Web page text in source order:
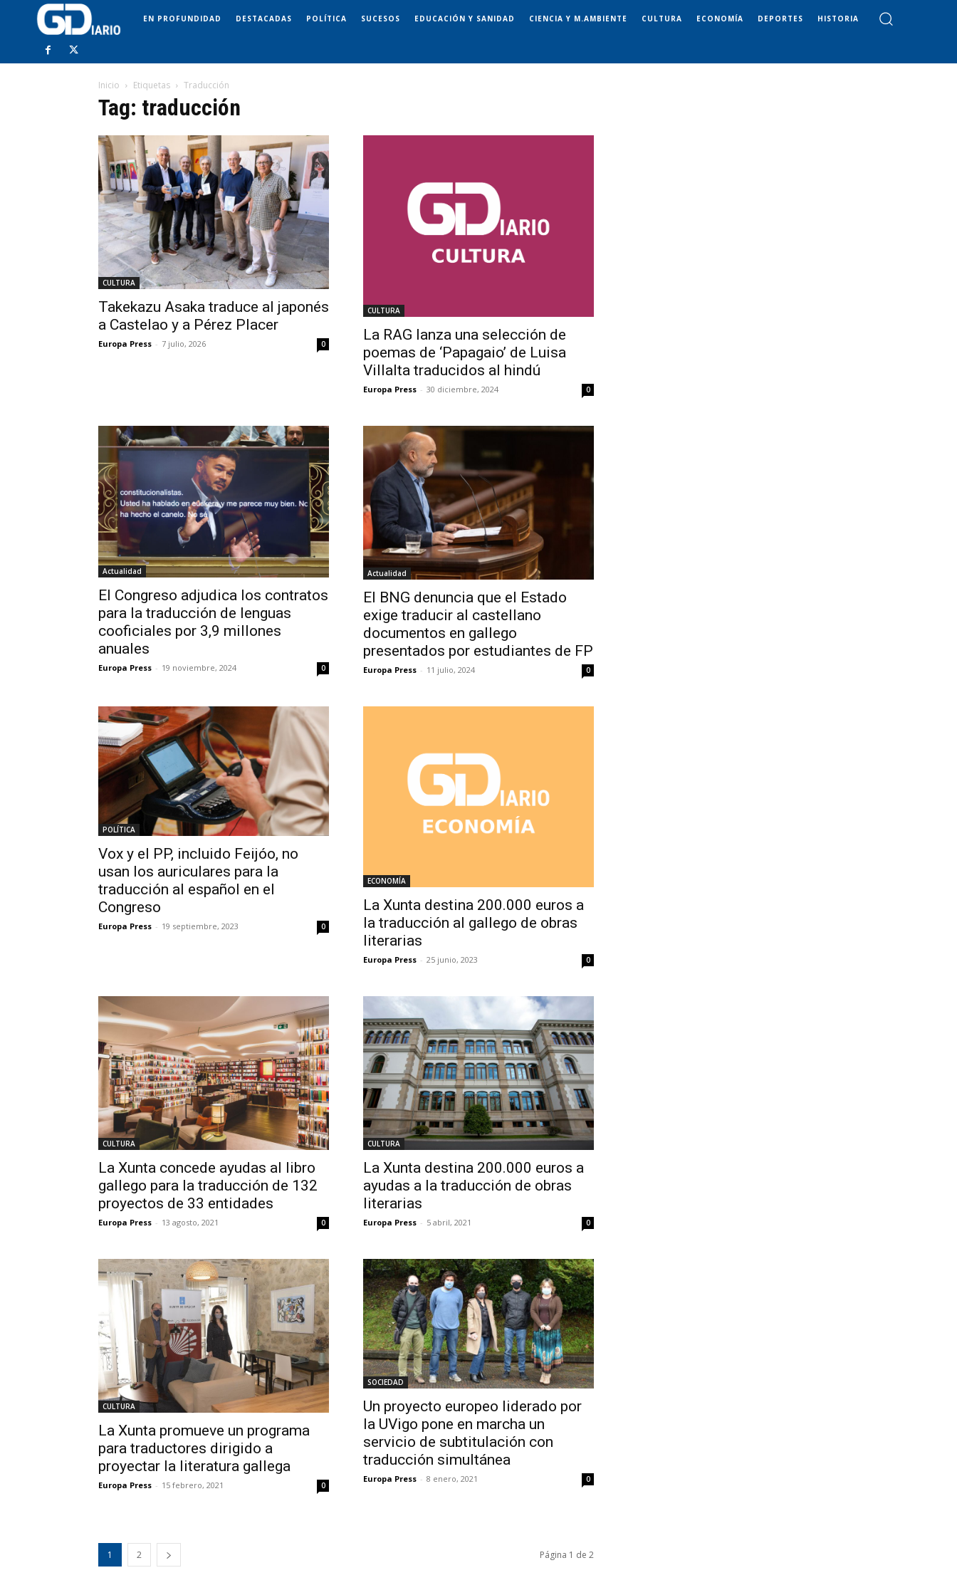
EN PROFUNDIDAD DESTACADAS POLÍTICA SUCESOS EDUCACIÓN Y SANIDAD CIENCIA Y M.AMBIENTE CULTURA ECONOMÍA DEPORTES HISTORIA
Inicio Etiquetas Traducción
Tag: traducción
CULTURA
Takekazu Asaka traduce al japonés
a Castelao y a Pérez Placer
Europa Press - 7 julio, 2026 0
CULTURA
La RAG lanza una selección de
poemas de ‘Papagaio’ de Luisa
Villalta traducidos al hindú
Europa Press - 30 diciembre, 2024 0
Actualidad
El Congreso adjudica los contratos
para la traducción de lenguas
cooficiales por 3,9 millones
anuales
Europa Press - 19 noviembre, 2024 0
Actualidad
El BNG denuncia que el Estado
exige traducir al castellano
documentos en gallego
presentados por estudiantes de FP
Europa Press - 11 julio, 2024 0
POLÍTICA
Vox y el PP, incluido Feijóo, no
usan los auriculares para la
traducción al español en el
Congreso
Europa Press - 19 septiembre, 2023 0
ECONOMÍA
La Xunta destina 200.000 euros a
la traducción al gallego de obras
literarias
Europa Press - 25 junio, 2023 0
CULTURA
La Xunta concede ayudas al libro
gallego para la traducción de 132
proyectos de 33 entidades
Europa Press - 13 agosto, 2021 0
CULTURA
La Xunta destina 200.000 euros a
ayudas a la traducción de obras
literarias
Europa Press - 5 abril, 2021 0
CULTURA
La Xunta promueve un programa
para traductores dirigido a
proyectar la literatura gallega
Europa Press - 15 febrero, 2021 0
SOCIEDAD
Un proyecto europeo liderado por
la UVigo pone en marcha un
servicio de subtitulación con
traducción simultánea
Europa Press - 8 enero, 2021 0
1 2 Página 1 de 2